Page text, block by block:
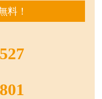
料！